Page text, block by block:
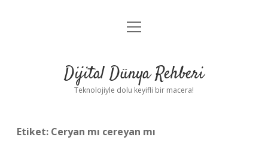
Anasayfa
Yasal Uyarı
menüyü
Dijital Dünya Rehberi
Teknolojiyle dolu keyifli bir macera!
Etiket: Ceryan mı cereyan mı